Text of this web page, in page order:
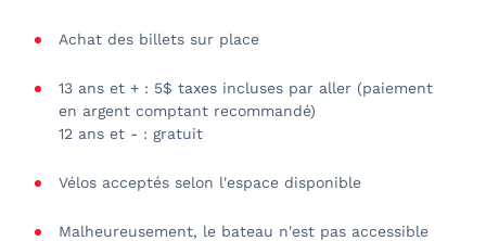
Achat des billets sur place
13 ans et + : 5$ taxes incluses par aller (paiement
en argent comptant recommandé)
12 ans et - : gratuit
Vélos acceptés selon l'espace disponible
Malheureusement, le bateau n'est pas accessible